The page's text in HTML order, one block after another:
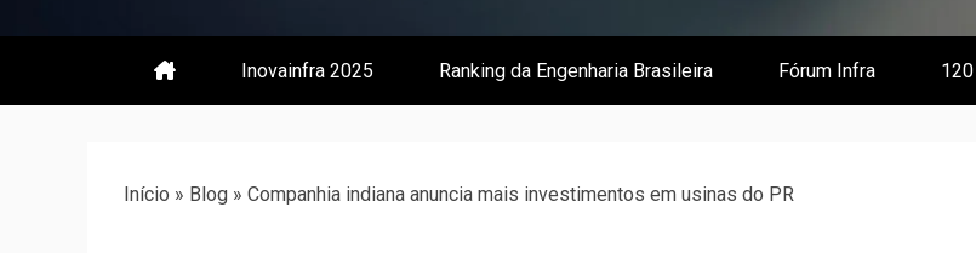
Revista | O Empreiteiro
Inovainfra 2025 Ranking da Engenharia Brasileira Fórum Infra
Início » Blog » Companhia indiana anuncia mais investimentos em usinas do PR